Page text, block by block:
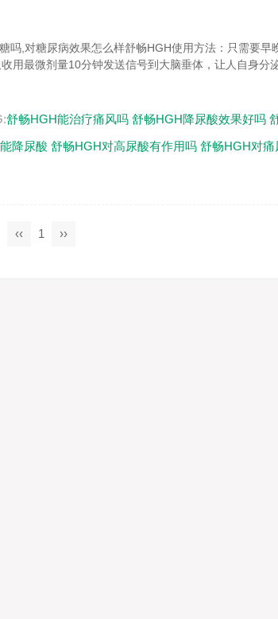
吗,对糖尿病效果怎么样舒畅HGH使用方法：只需要早
用最微剂量10分钟发送信号到大脑垂体，让人自身分
舒畅HGH能治疗痛风吗 舒畅HGH降尿酸效果好吗
降尿酸 舒畅HGH对高尿酸有作用吗 舒畅HGH对
‹‹ 1 ››